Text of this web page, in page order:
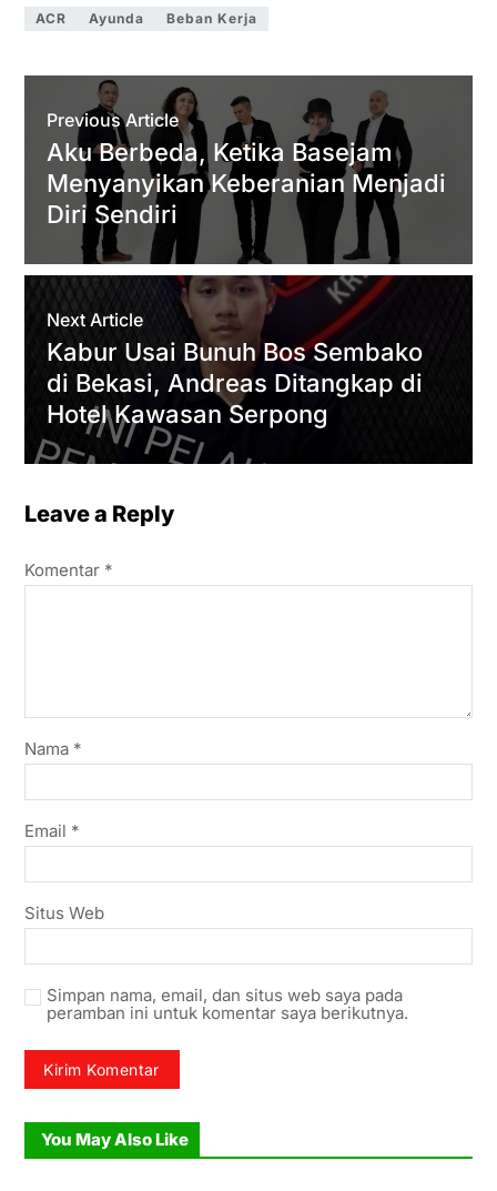
a
s
A
p
p
i
t
e
r
b
o
o
k
n
l
g
r
a
m
l
e
ACR Ayunda Beban Kerja
Previous Article
Aku Berbeda, Ketika Basejam
Menyanyikan Keberanian Menjadi
Diri Sendiri
Next Article
Kabur Usai Bunuh Bos Sembako
di Bekasi, Andreas Ditangkap di
Hotel Kawasan Serpong
Leave a Reply
Komentar *
Nama *
Email *
Situs Web
Simpan nama, email, dan situs web saya pada
peramban ini untuk komentar saya berikutnya.
You May Also Like